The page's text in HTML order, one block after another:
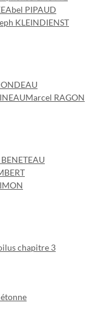
Abel PIPAUD
KLEINDIENST
Marcel RAGON
chapitre 3